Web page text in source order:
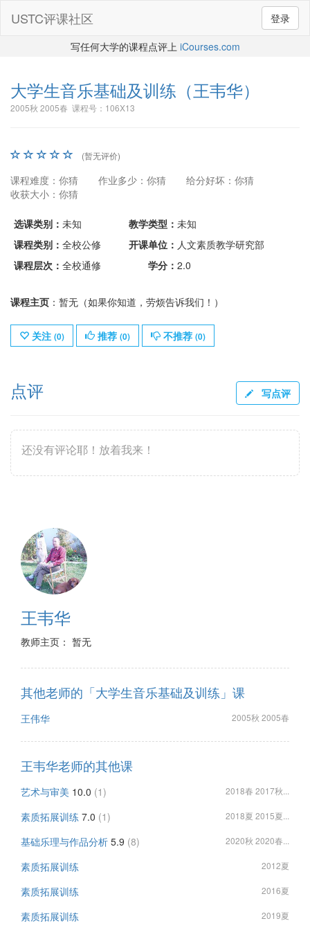
登录
USTC评课社区
写任何大学的课程点评上 iCourses.com
大学生音乐基础及训练 （王韦华）
2005秋 2005春 课程号：106X13
(暂无评价)
课程难度：你猜 作业多少：你猜
给分好坏：你猜
收获大小：你猜
选课类别： 未知 教学类型： 未知
课程类别： 全校公修 开课单位： 人文素质教学研究部
课程层次： 全校通修 学分： 2.0
课程主页 ：暂无（如果你知道，劳烦告诉我们！）
关注 (0) 推荐 (0) 不推荐 (0)
点评 写点评
还没有评论耶！放着我来！
王韦华
教师主页： 暂无
其他老师的「大学生音乐基础及训练」课
王伟华 2005秋 2005春
王韦华老师的其他课
艺术与审美 10.0 (1) 2018春 2017秋...
素质拓展训练 7.0 (1) 2018夏 2015夏...
基础乐理与作品分析 5.9 (8) 2020秋 2020春...
素质拓展训练 2012夏
素质拓展训练 2016夏
素质拓展训练 2019夏